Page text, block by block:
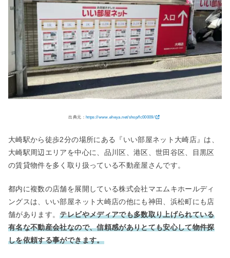
出典元： https://www.eheya.net/shop/fc00009/
大崎駅から徒歩2分の場所にある『いい部屋ネット大崎店』は、
大崎駅周辺エリアを中心に、品川区、港区、世田谷区、目黒区
の賃貸物件を多く取り扱っている不動産屋さんです。
都内に複数の店舗を展開している株式会社マエムキホールディ
ングスは、いい部屋ネット大崎店の他にも神田、浜松町にも店
舗があります。テレビやメディアでも多数取り上げられている
有名な不動産会社なので、信頼感がありとても安心して物件探
しを依頼する事ができます。